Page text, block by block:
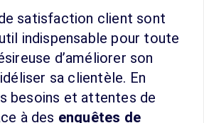
satisfaction client sont
indispensable pour toute
d’améliorer son
sa clientèle. En
besoins et attentes de
à des enquêtes de